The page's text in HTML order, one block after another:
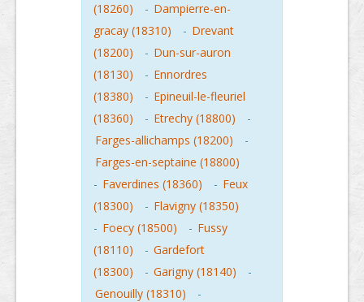
(18260)
- Dampierre-en-
gracay (18310)
- Drevant
(18200)
- Dun-sur-auron
(18130)
- Ennordres
(18380)
- Epineuil-le-fleuriel
(18360)
- Etrechy (18800)
-
Farges-allichamps (18200)
-
Farges-en-septaine (18800)
- Faverdines (18360) - Feux
(18300)
- Flavigny (18350)
- Foecy (18500) - Fussy
(18110)
- Gardefort
(18300)
- Garigny (18140)
-
Genouilly (18310)
-